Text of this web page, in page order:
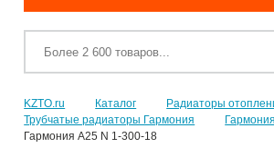
KZTO.ru Каталог
Радиаторы
Трубчатые радиаторы Гармония
Гармония А25 N 1-300-18